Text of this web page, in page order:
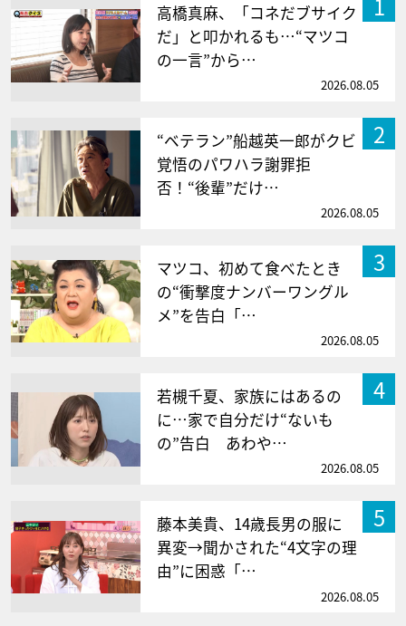
高橋真麻、「コネだブサイク
だ」と叩かれるも…“マツコ
の一言”から…
2026.08.05
2
“ベテラン”船越英一郎がクビ
覚悟のパワハラ謝罪拒
否！“後輩”だけ…
2026.08.05
3
マツコ、初めて食べたとき
の“衝撃度ナンバーワングル
メ”を告白「…
2026.08.05
4
若槻千夏、家族にはあるの
に…家で自分だけ“ないも
の”告白 あわや…
2026.08.05
5
藤本美貴、14歳長男の服に
異変→聞かされた“4文字の理
由”に困惑「…
2026.08.05